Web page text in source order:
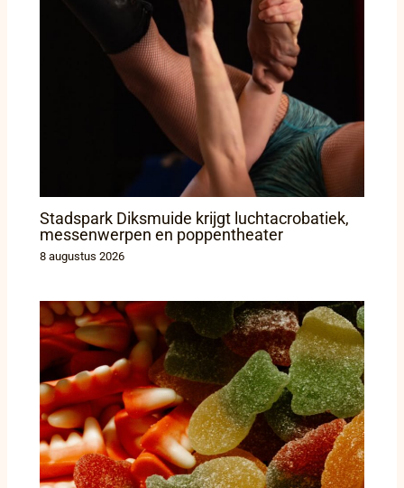
Stadspark Diksmuide krijgt luchtacrobatiek,
messenwerpen en poppentheater
8 augustus 2026